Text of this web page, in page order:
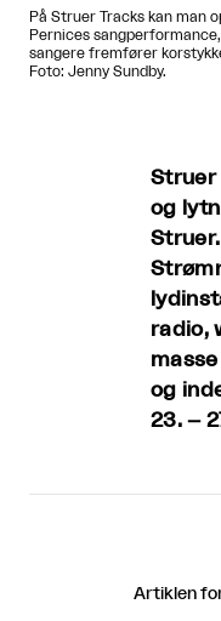
På Struer Tracks kan man
Pernices
sangere fremfører
Foto: Jenny Sundby.
Struer
og
radio,
og
23. –
Artiklen